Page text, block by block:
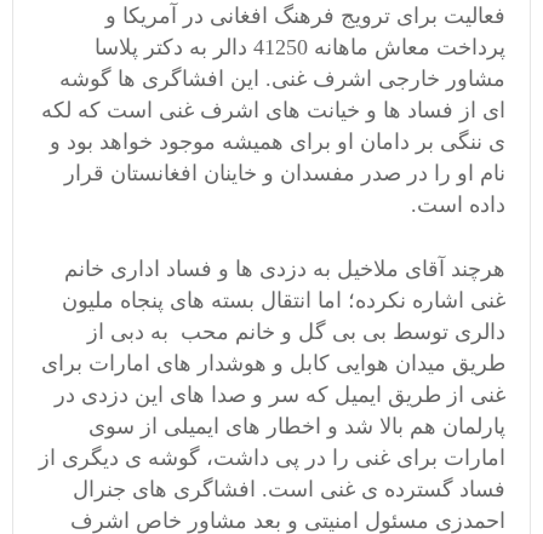
فعالیت برای ترویج فرهنگ افغانی در آمریکا و
پرداخت معاش ماهانه 41250 دالر به دکتر پلاسا
مشاور خارجی اشرف غنی. این افشاگری ها گوشه
ای از فساد ها و خیانت های اشرف غنی است که لکه
ی ننگی بر دامان او برای همیشه موجود خواهد بود و
نام او را در صدر مفسدان و خاینان افغانستان قرار
داده است.
هرچند آقای ملاخیل به دزدی ها و فساد اداری خانم
غنی اشاره نکرده؛ اما انتقال بسته های پنجاه ملیون
دالری توسط بی بی گل و خانم محب به دبی از
طریق میدان هوایی کابل و هوشدار های امارات برای
غنی از طریق ایمیل که سر و صدا های این دزدی در
پارلمان هم بالا شد و اخطار های ایمیلی از سوی
امارات برای غنی را در پی داشت، گوشه ی دیگری از
فساد گسترده ی غنی است. افشاگری های جنرال
احمدزی مسئول امنیتی و بعد مشاور خاص اشرف